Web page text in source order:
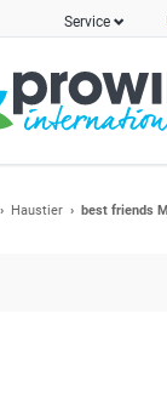
Service
Haustier best friends